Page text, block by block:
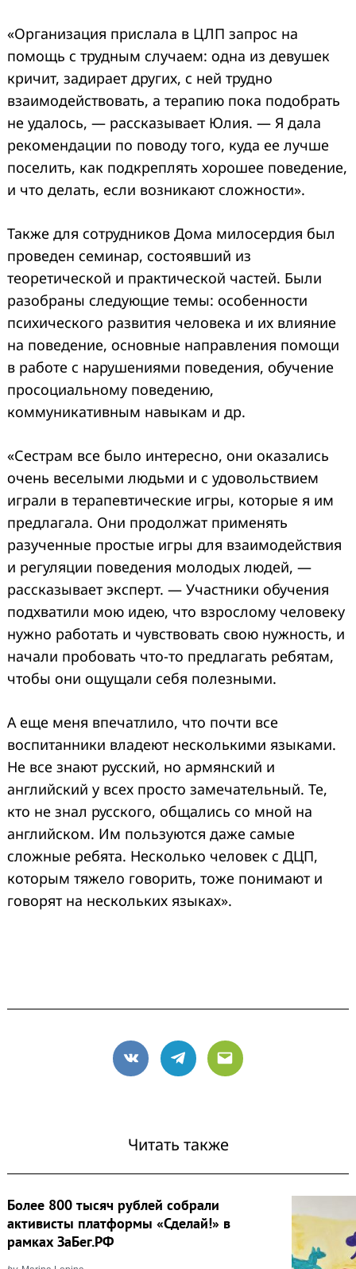
«Организация прислала в ЦЛП запрос на
помощь с трудным случаем: одна из девушек
кричит, задирает других, с ней трудно
взаимодействовать, а терапию пока подобрать
не удалось, — рассказывает Юлия. — Я дала
рекомендации по поводу того, куда ее лучше
поселить, как подкреплять хорошее поведение,
и что делать, если возникают сложности».
Также для сотрудников Дома милосердия был
проведен семинар, состоявший из
теоретической и практической частей. Были
разобраны следующие темы: особенности
психического развития человека и их влияние
на поведение, основные направления помощи
в работе с нарушениями поведения, обучение
просоциальному поведению,
коммуникативным навыкам и др.
«Сестрам все было интересно, они оказались
очень веселыми людьми и с удовольствием
играли в терапевтические игры, которые я им
предлагала. Они продолжат применять
разученные простые игры для взаимодействия
и регуляции поведения молодых людей, —
рассказывает эксперт. — Участники обучения
подхватили мою идею, что взрослому человеку
нужно работать и чувствовать свою нужность, и
начали пробовать что-то предлагать ребятам,
чтобы они ощущали себя полезными.
А еще меня впечатлило, что почти все
воспитанники владеют несколькими языками.
Не все знают русский, но армянский и
английский у всех просто замечательный. Те,
кто не знал русского, общались со мной на
английском. Им пользуются даже самые
сложные ребята. Несколько человек с ДЦП,
которым тяжело говорить, тоже понимают и
говорят на нескольких языках».
VK Telegram
Email
Читать также
Более 800 тысяч рублей собрали
активисты платформы «Сделай!» в
рамках ЗаБег.РФ
Search